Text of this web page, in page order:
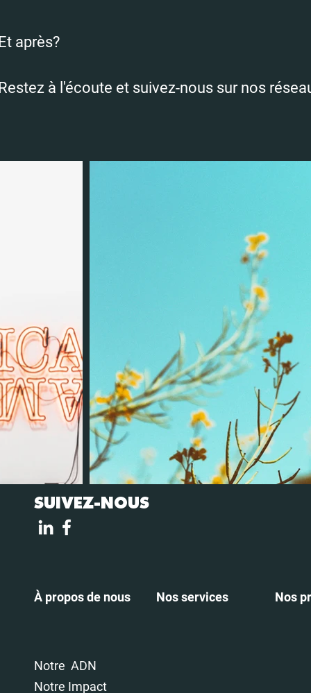
après?
à l'écoute et suivez-nous sur nos
SUIVEZ-NOUS
À propos de nous Nos services Nos
Notre ADN
Notre Impact